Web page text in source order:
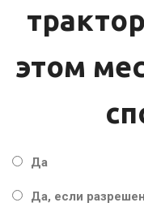
этом
Да
Да, если